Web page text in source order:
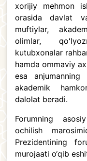
xorijiy mehmon
orasida davlat
muftiylar,
olimlar,
kutubxonalar
hamda ommaviy
esa
akademik
dalolat beradi.
Forumning
ochilish
Prezidentining
murojaati o‘qib